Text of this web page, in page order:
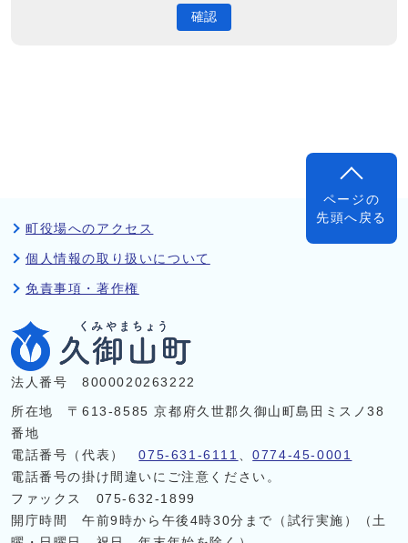
確認
ページの
先頭へ戻る
町役場へのアクセス
個人情報の取り扱いについて
免責事項・著作権
法人番号 8000020263222
所在地 〒613-8585 京都府久世郡久御山町島田ミスノ38
番地
電話番号（代表）075-631-6111 、0774-45-0001
電話番号の掛け間違いにご注意ください。
ファックス 075-632-1899
開庁時間 午前9時から午後4時30分まで（試行実施）（土